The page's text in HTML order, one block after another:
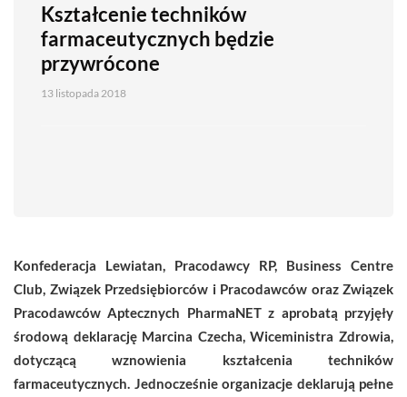
Kształcenie techników
farmaceutycznych będzie
przywrócone
13 listopada 2018
Konfederacja Lewiatan, Pracodawcy RP, Business Centre
Club, Związek Przedsiębiorców i Pracodawców oraz Związek
Pracodawców Aptecznych PharmaNET z aprobatą przyjęły
środową deklarację Marcina Czecha, Wiceministra Zdrowia,
dotyczącą wznowienia kształcenia techników
farmaceutycznych. Jednocześnie organizacje deklarują pełne